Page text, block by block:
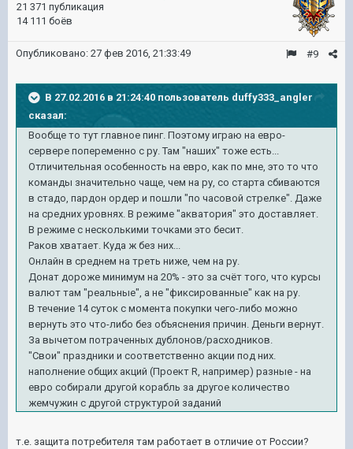
21 371 публикация
14 111 боёв
#9
Опубликовано: 27 фев 2016, 21:33:49
В 27.02.2016 в 21:24:40 пользователь duffy333_angler
сказал:
Вообще то тут главное пинг. Поэтому играю на евро-
сервере попеременно с ру. Там "наших" тоже есть...
Отличительная особенность на евро, как по мне, это то что
команды значительно чаще, чем на ру, со старта сбиваются
в стадо, пардон ордер и пошли "по часовой стрелке". Даже
на средних уровнях. В режиме "акватория" это доставляет.
В режиме с несколькими точками это бесит.
Раков хватает. Куда ж без них...
Онлайн в среднем на треть ниже, чем на ру.
Донат дороже минимум на 20% - это за счёт того, что курсы
валют там "реальные", а не "фиксированные" как на ру.
В течение 14 суток с момента покупки чего-либо можно
вернуть это что-либо без объяснения причин. Деньги вернут.
За вычетом потраченных дублонов/расходников.
"Свои" праздники и соответственно акции под них.
наполнение общих акций (Проект R, например) разные - на
евро собирали другой корабль за другое количество
жемчужин с другой структурой заданий
т.е. защита потребителя там работает в отличие от России?